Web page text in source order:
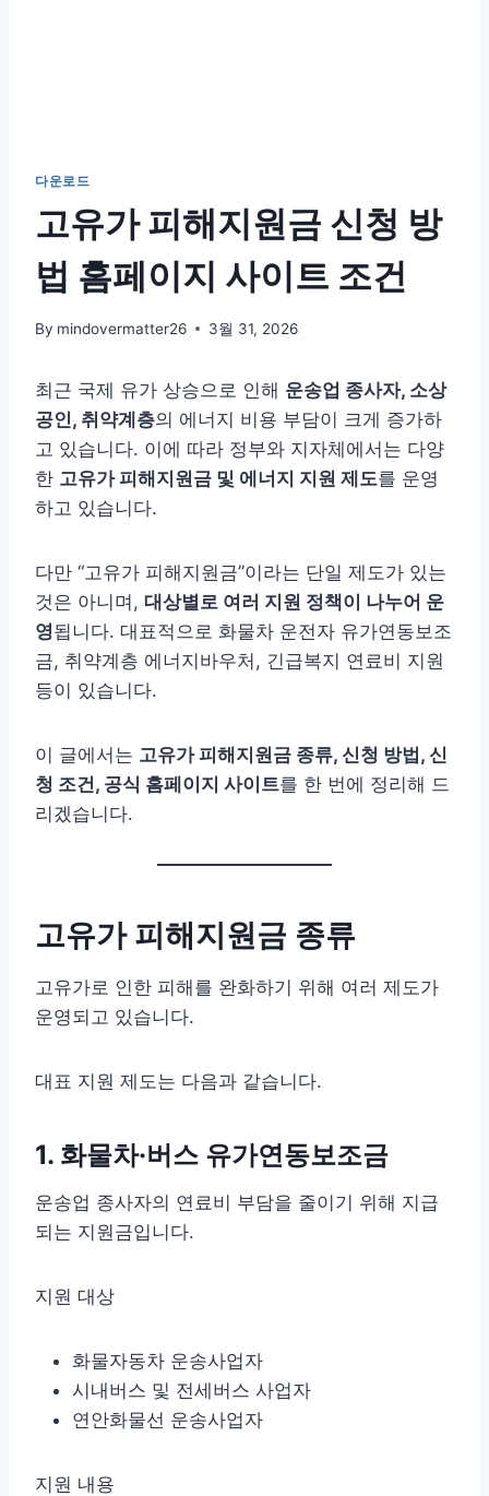
다운로드
고유가 피해지원금 신청 방
법 홈페이지 사이트 조건
By mindovermatter26 3월 31, 2026
최근 국제 유가 상승으로 인해 운송업 종사자, 소상
공인, 취약계층의 에너지 비용 부담이 크게 증가하
고 있습니다. 이에 따라 정부와 지자체에서는 다양
한 고유가 피해지원금 및 에너지 지원 제도를 운영
하고 있습니다.
다만 “고유가 피해지원금”이라는 단일 제도가 있는
것은 아니며, 대상별로 여러 지원 정책이 나누어 운
영됩니다. 대표적으로 화물차 운전자 유가연동보조
금, 취약계층 에너지바우처, 긴급복지 연료비 지원
등이 있습니다.
이 글에서는 고유가 피해지원금 종류, 신청 방법, 신
청 조건, 공식 홈페이지 사이트를 한 번에 정리해 드
리겠습니다.
고유가 피해지원금 종류
고유가로 인한 피해를 완화하기 위해 여러 제도가
운영되고 있습니다.
대표 지원 제도는 다음과 같습니다.
1. 화물차·버스 유가연동보조금
운송업 종사자의 연료비 부담을 줄이기 위해 지급
되는 지원금입니다.
지원 대상
화물자동차 운송사업자
시내버스 및 전세버스 사업자
연안화물선 운송사업자
지원 내용